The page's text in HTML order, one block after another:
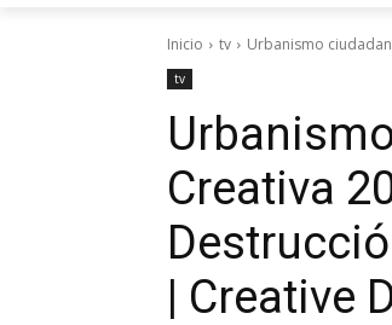
Inicio tv Urbanismo
tv
Creativa
| Creative